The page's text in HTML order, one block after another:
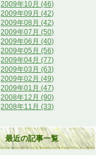
2009年10月 (46)
2009年09月 (42)
2009年08月 (42)
2009年07月 (50)
2009年06月 (40)
2009年05月 (56)
2009年04月 (77)
2009年03月 (63)
2009年02月 (49)
2009年01月 (47)
2008年12月 (90)
2008年11月 (33)
最近の記事一覧